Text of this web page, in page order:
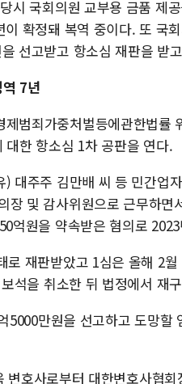
시 국회의원 교부용 금품 제
확정돼 복역 중이다. 또 국
선고받고 항소심 재판을 받
7년
범죄가중처벌등에관한법률
한 항소심 1차 공판을 연다.
대주주 김만배 씨 등 민간업
및 감사위원으로 근무하면
억원을 약속받은 혐의로
재판받았고 1심은 올해 2
석을 취소한 뒤 법정에서 재
만원을 선고하고 도망할
호사로부터 대한변호사협